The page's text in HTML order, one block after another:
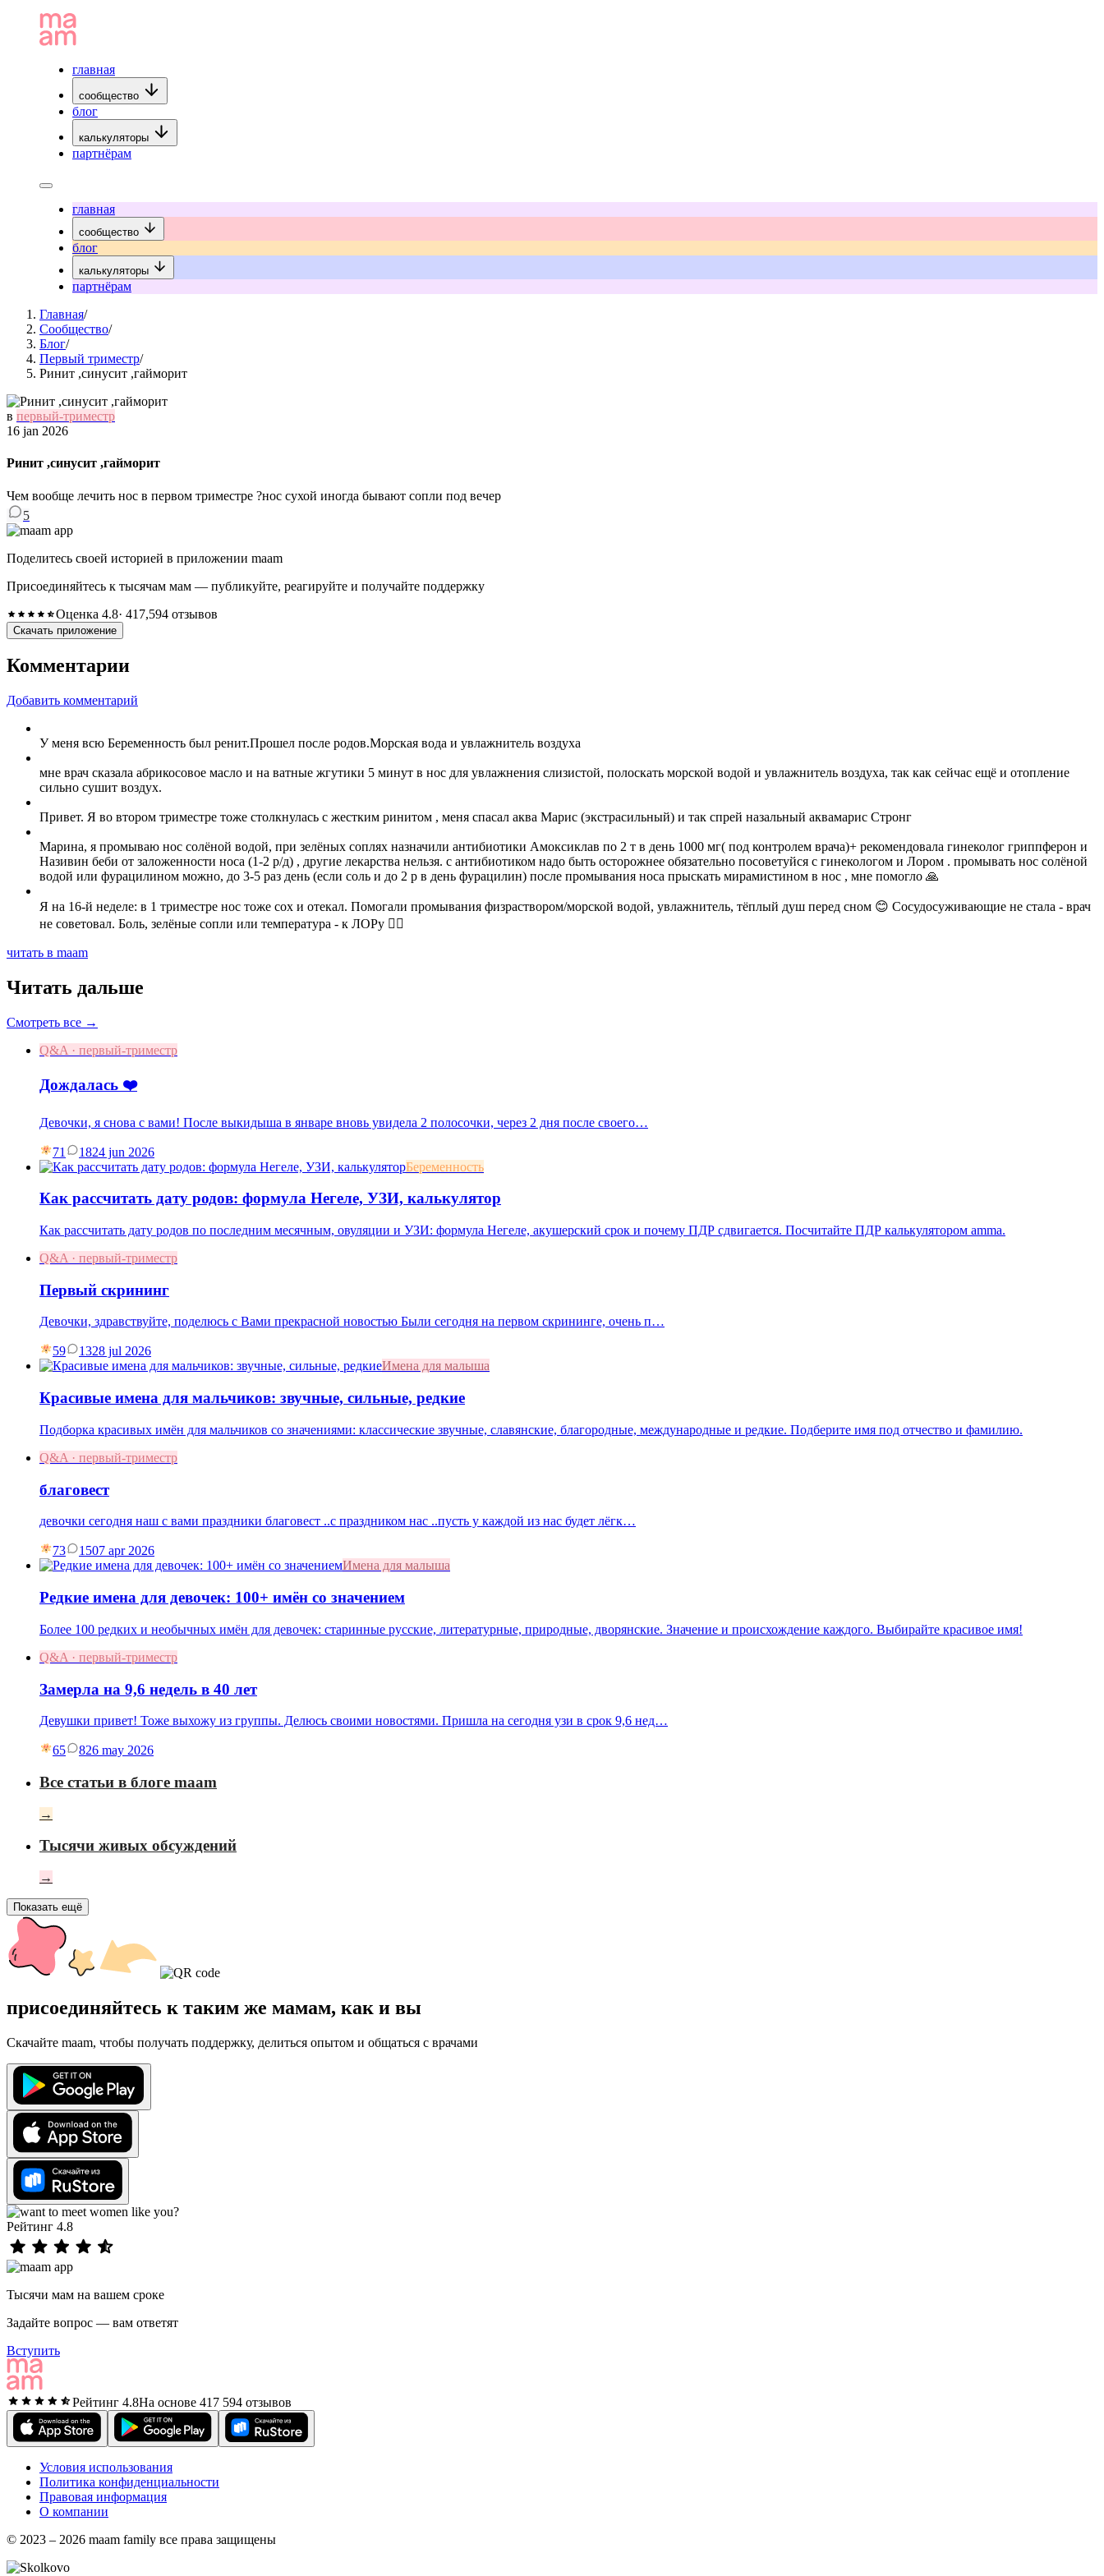
главная
сообщество
блог
калькуляторы
партнёрам
главная
сообщество
блог
калькуляторы
партнёрам
Главная/
Сообщество/
Блог/
Первый триместр/
Ринит ,синусит ,гайморит
в первый-триместр
16 jan 2026
Ринит ,синусит ,гайморит
Чем вообще лечить нос в первом триместре ?нос сухой иногда бывают сопли под вечер
5
Поделитесь своей историей в приложении maam
Присоединяйтесь к тысячам мам — публикуйте, реагируйте и получайте поддержку
Оценка 4.8· 417,594 отзывов
Скачать приложение
Комментарии
Добавить комментарий
У меня всю Беременность был ренит.Прошел после родов.Морская вода и увлажнитель воздуха
мне врач сказала абрикосовое масло и на ватные жгутики 5 минут в нос для увлажнения слизистой, полоскать морской водой и увлажнитель воздуха, так как сейчас ещё и отопление
сильно сушит воздух.
Привет. Я во втором триместре тоже столкнулась с жестким ринитом , меня спасал аква Марис (экстрасильный) и так спрей назальный аквамарис Стронг
Марина, я промываю нос солёной водой, при зелёных соплях назначили антибиотики Амоксиклав по 2 т в день 1000 мг( под контролем врача)+ рекомендовала гинеколог гриппферон и
Називин беби от заложенности носа (1-2 р/д) , другие лекарства нельзя. с антибиотиком надо быть осторожнее обязательно посоветуйся с гинекологом и Лором . промывать нос солёной
водой или фурацилином можно, до 3-5 раз день (если соль и до 2 р в день фурацилин) после промывания носа прыскать мирамистином в нос , мне помогло 🙏
Я на 16-й неделе: в 1 триместре нос тоже сох и отекал. Помогали промывания физраствором/морской водой, увлажнитель, тёплый душ перед сном 😊 Сосудосуживающие не стала - врач
не советовал. Боль, зелёные сопли или температура - к ЛОРу 👩‍⚕️
читать в maam
Читать дальше
Смотреть все →
Q&A · первый-триместр
Дождалась ❤️
Девочки, я снова с вами! После выкидыша в январе вновь увидела 2 полосочки, через 2 дня после своего…
71 1824 jun 2026
Беременность
Как рассчитать дату родов: формула Негеле, УЗИ, калькулятор
Как рассчитать дату родов по последним месячным, овуляции и УЗИ: формула Негеле, акушерский срок и почему ПДР сдвигается. Посчитайте ПДР калькулятором amma.
Q&A · первый-триместр
Первый скрининг
Девочки, здравствуйте, поделюсь с Вами прекрасной новостью Были сегодня на первом скрининге, очень п…
59 1328 jul 2026
Имена для малыша
Красивые имена для мальчиков: звучные, сильные, редкие
Подборка красивых имён для мальчиков со значениями: классические звучные, славянские, благородные, международные и редкие. Подберите имя под отчество и фамилию.
Q&A · первый-триместр
благовест
девочки сегодня наш с вами праздники благовест ..с праздником нас ..пусть у каждой из нас будет лёгк…
73 1507 apr 2026
Имена для малыша
Редкие имена для девочек: 100+ имён со значением
Более 100 редких и необычных имён для девочек: старинные русские, литературные, природные, дворянские. Значение и происхождение каждого. Выбирайте красивое имя!
Q&A · первый-триместр
Замерла на 9,6 недель в 40 лет
Девушки привет! Тоже выхожу из группы. Делюсь своими новостями. Пришла на сегодня узи в срок 9,6 нед…
65 826 may 2026
Все статьи в блоге maam
→
Тысячи живых обсуждений
→
Показать ещё
присоединяйтесь к таким же мамам, как и вы
Скачайте maam, чтобы получать поддержку, делиться опытом и общаться с врачами
Рейтинг 4.8
Тысячи мам на вашем сроке
Задайте вопрос — вам ответят
Вступить
Рейтинг 4.8На основе 417 594 отзывов
Условия использования
Политика конфиденциальности
Правовая информация
О компании
© 2023 – 2026 maam family все права защищены